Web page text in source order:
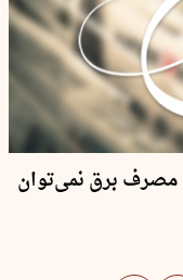
مصرف برق نمی‌توان